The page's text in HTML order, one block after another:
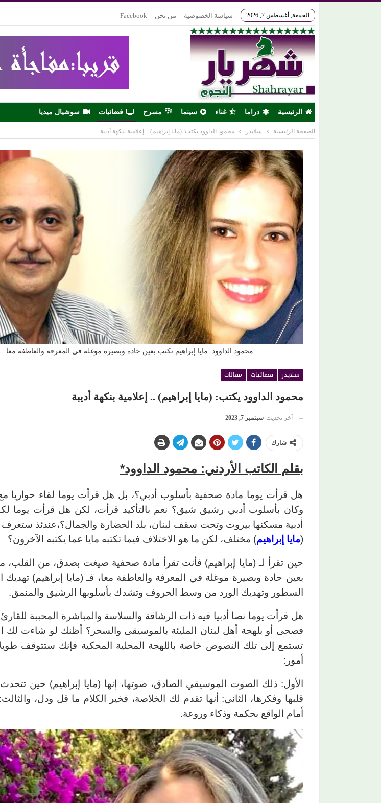
الجمعة, أغسطس 7, 2026 سياسة الخصوصية من نحن Facebook
الرئيسية دراما غناء سينما مسرح فضائيات سوشيال ميديا
الصفحة الرئيسية سلايدر محمود الداوود يكتب: (مايا إبراهيم) .. إعلامية بنكهة أديبة
محمود الداوود: مايا إبراهيم تكتب بعين حادة وبصيرة موغلة في المعرفة والعاطفة معا
سلايدر فضائيات
مقالات
محمود الداوود يكتب: (مايا إبراهيم) .. إعلامية بنكهة أديبة
آخر تحديث سبتمبر 7, 2023
شارك
بقلم الكاتب الأردني: محمود الداوود*
هل قرأت يوما مادة صحفية بأسلوب أدبي؟، بل هل قرأت يوما لقاء حواريا مع
وكان بأسلوب أدبي رشيق شيق؟ نعم بالتأكيد قرأت، لكن هل قرأت يوما
أدبية مسكنها بيروت وتحت سقف لبنان، بلد الحضارة والجمال؟،عندئذ ستعرف
(مايا إبراهيم) مختلف، لكن ما هو الاختلاف فيما تكتبه مايا عما يكتبه الآخرون؟
حين تقرأ لـ (مايا إبراهيم) فأنت تقرأ مادة صحفية صيغت بصدق، من القلب،
بعين حادة وبصيرة موغلة في المعرفة والعاطفة معا، فـ (مايا إبراهيم) تهديك
السطور وتهديك الورد من وسط الحروف وتشدك بأسلوبها الرشيق والمنمق.
هل قرأت يوما نصا أدبيا فيه ذات الرشاقة والسلاسة والمباشرة المحببة
فصحى أو بلهجة أهل لبنان المليئة بالموسيقى والسحر؟ أظنك لو شاءت
تستمع إلى تلك النصوص خاصة باللهجة المحلية المحكية فإنك ستتوقف طويلا
أمور:
الأول: ذلك الصوت الموسيقي الصادق، صوتها، إنها (مايا إبراهيم) حين
قلبها وفكرها، الثاني: أنها تقدم لك الخلاصة، فخير الكلام ما قل ودل،
أمام الواقع بحكمة وذكاء وروعة.
(محمد حماقي) يفتتح صيفه الغنائي من (سعادة ساحل)
و(سوبر ستار) مفاجأة الليلة
عذوبة ورومانسية (عفاف راضي) في غناء
تفرض حضورها الراقي من جديد